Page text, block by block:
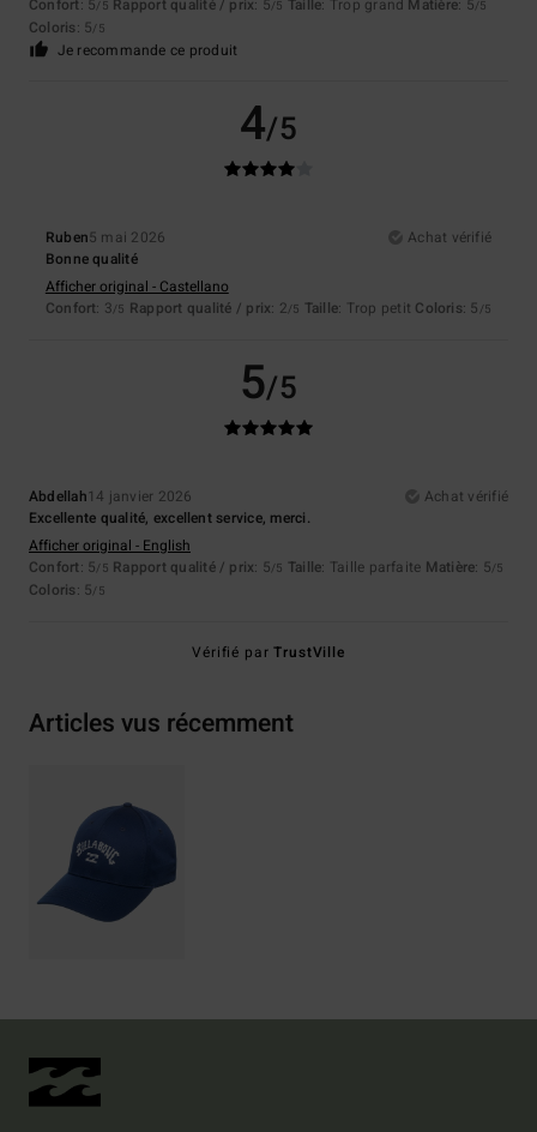
Confort: 5/5 Rapport qualité / prix: 5/5 Taille: Trop grand Matière: 5/5
Coloris: 5/5
Je recommande ce produit
4/5
Ruben5 mai 2026
Achat vérifié
Bonne qualité
Afficher original - Castellano
Confort: 3/5 Rapport qualité / prix: 2/5 Taille: Trop petit Coloris: 5 /5
5/5
Abdellah14 janvier 2026
Achat vérifié
Excellente qualité, excellent service, merci.
Afficher original - English
Confort: 5/5 Rapport qualité / prix: 5/5 Taille: Taille parfaite Matière: 5/5
Coloris: 5/5
Vérifié parTrustVille
Articles vus récemment